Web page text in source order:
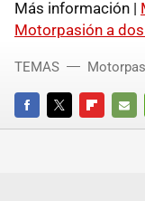
Más información |
Motorpasión a
FACEBOOKTWITTERFLIPBOARD
E-
TEMAS